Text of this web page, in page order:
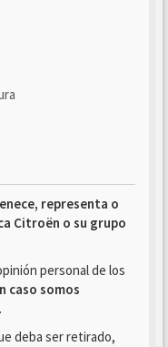
representa o
Citroën o su grupo
personal de los
caso somos
.
deba ser retirado,